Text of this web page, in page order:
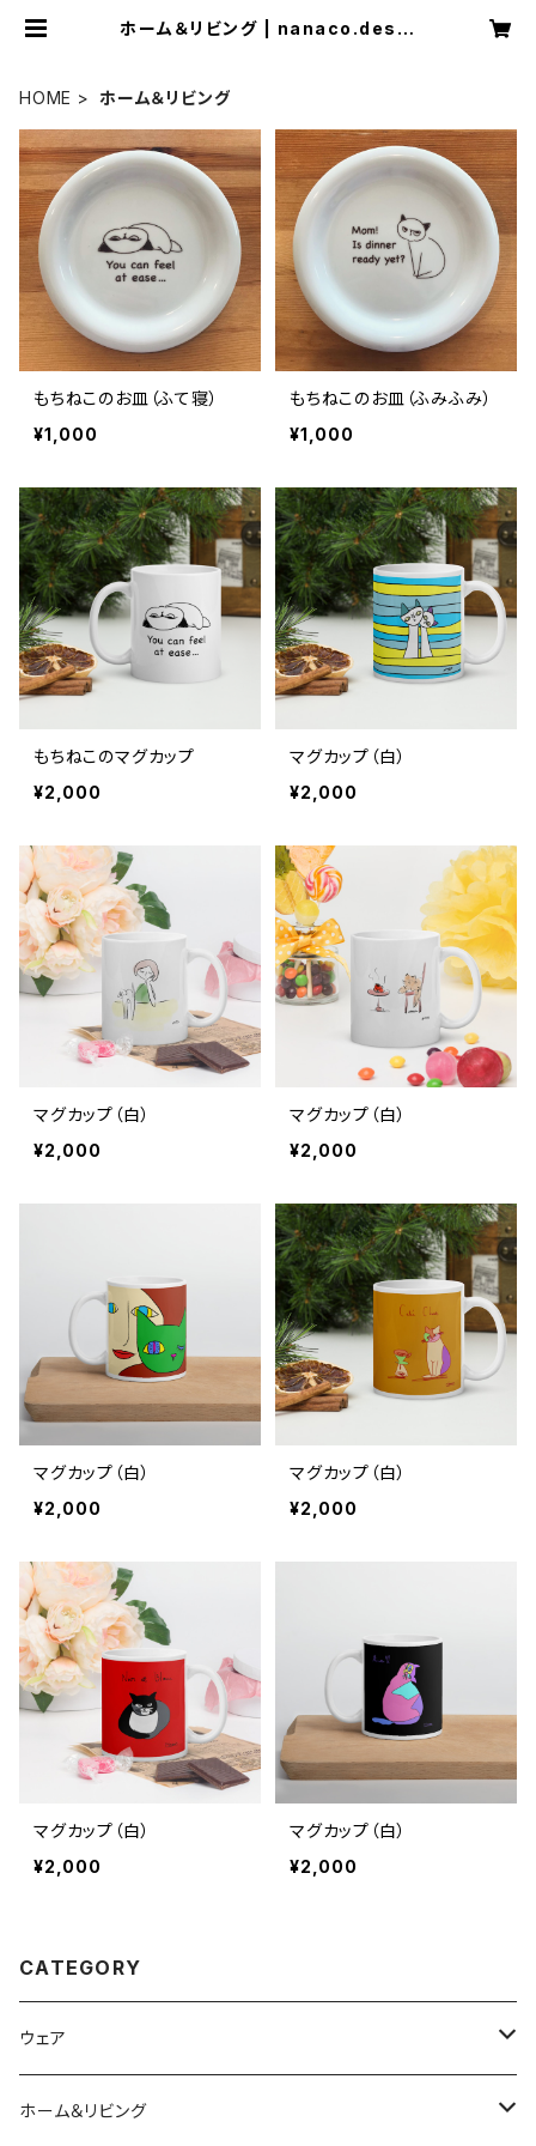
ホーム＆リビング | nanaco.desig
HOME ホーム＆リビング
もちねこのお皿（ふて寝）
¥1,000
もちねこのお皿（ふみふみ）
¥1,000
もちねこのマグカップ
¥2,000
マグカップ（白）
¥2,000
マグカップ（白）
¥2,000
マグカップ（白）
¥2,000
マグカップ（白）
¥2,000
マグカップ（白）
¥2,000
マグカップ（白）
¥2,000
マグカップ（白）
¥2,000
CATEGORY
ウェア
パーカー＆スウェット
ホーム＆リビング